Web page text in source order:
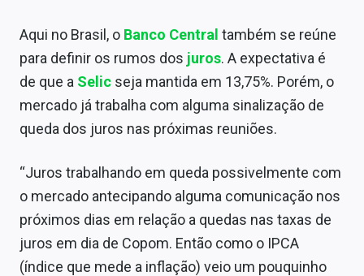
Aqui no Brasil, o Banco Central também se reúne
para definir os rumos dos juros. A expectativa é
de que a Selic seja mantida em 13,75%. Porém, o
mercado já trabalha com alguma sinalização de
queda dos juros nas próximas reuniões.
“Juros trabalhando em queda possivelmente com
o mercado antecipando alguma comunicação nos
próximos dias em relação a quedas nas taxas de
juros em dia de Copom. Então como o IPCA
(índice que mede a inflação) veio um pouquinho